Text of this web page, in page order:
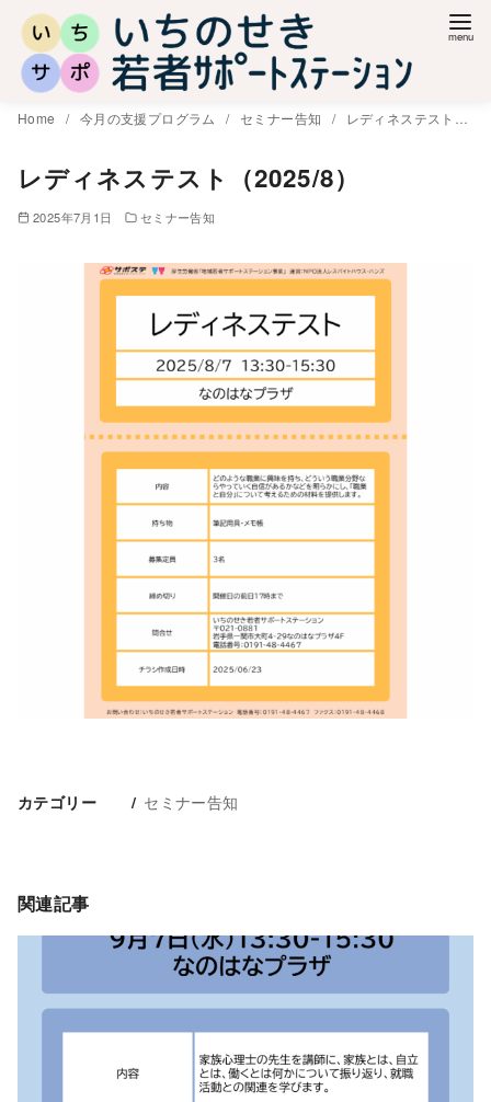
Home 今月の支援プログラム セミナー告知 レディネステスト（2025/8）
レディネステスト（2025/8）
2025年7月1日 セミナー告知
カテゴリー セミナー告知
関連記事